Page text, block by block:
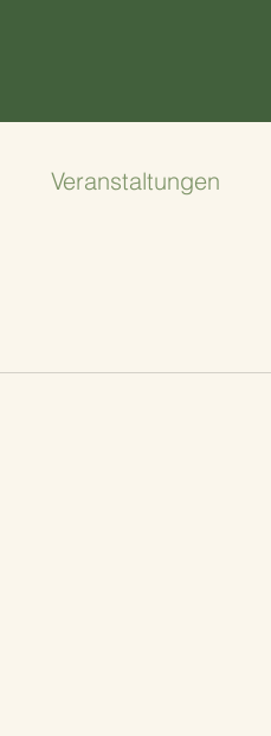
Veranstaltungen